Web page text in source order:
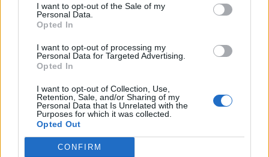
I want to opt-out of the Sale of my
Personal Data.
Opted In
I want to opt-out of processing my
Personal Data for Targeted Advertising.
Opted In
I want to opt-out of Collection, Use,
Retention, Sale, and/or Sharing of my
Personal Data that Is Unrelated with the
Purposes for which it was collected.
Opted Out
CONFIRM
κεραυνών
κάμερες
ο καιρός
στην Ευρώπη
ο καιρός
στον κόσμο
ΕΝΗΜΕΡΩΣΗ